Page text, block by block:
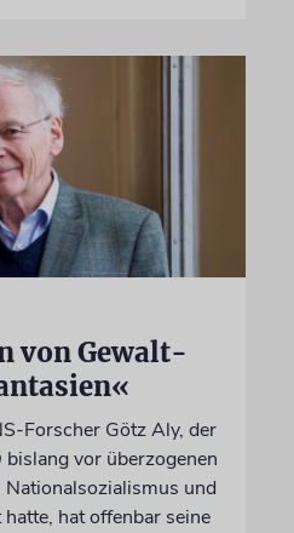
von Gewalt-
Forscher Götz Aly, der
vor überzogenen
und
hat offenbar seine